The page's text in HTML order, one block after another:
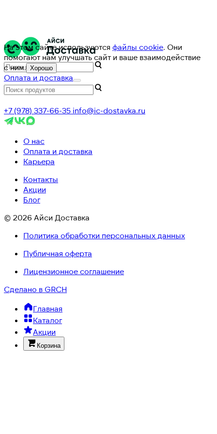
На этом сайте используются файлы cookie. Они
помогают нам улучшать сайт и ваше взаимодействие
с ним. Хорошо
Оплата и доставка
+7 (978) 337-66-35 info@ic-dostavka.ru
О нас
Оплата и доставка
Карьера
Контакты
Акции
Блог
© 2026 Айси Доставка
Политика обработки персональных данных
Публичная оферта
Лицензионное соглашение
Сделано в GRCH
Главная
Каталог
Акции
Корзина